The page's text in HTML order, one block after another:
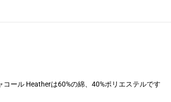
ール Heatherは60%の綿、40%ポリエステルです